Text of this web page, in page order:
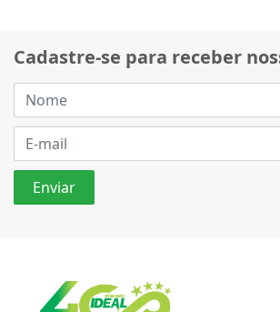
Cadastre-se para receber